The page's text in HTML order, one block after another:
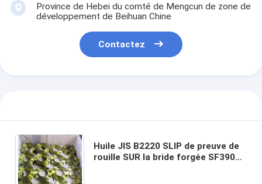
Province de Hebei du comté de Mengcun de zone de
développement de Beihuan Chine
Contactez
Huile JIS B2220 SLIP de preuve de
rouille SUR la bride forgée SF390A